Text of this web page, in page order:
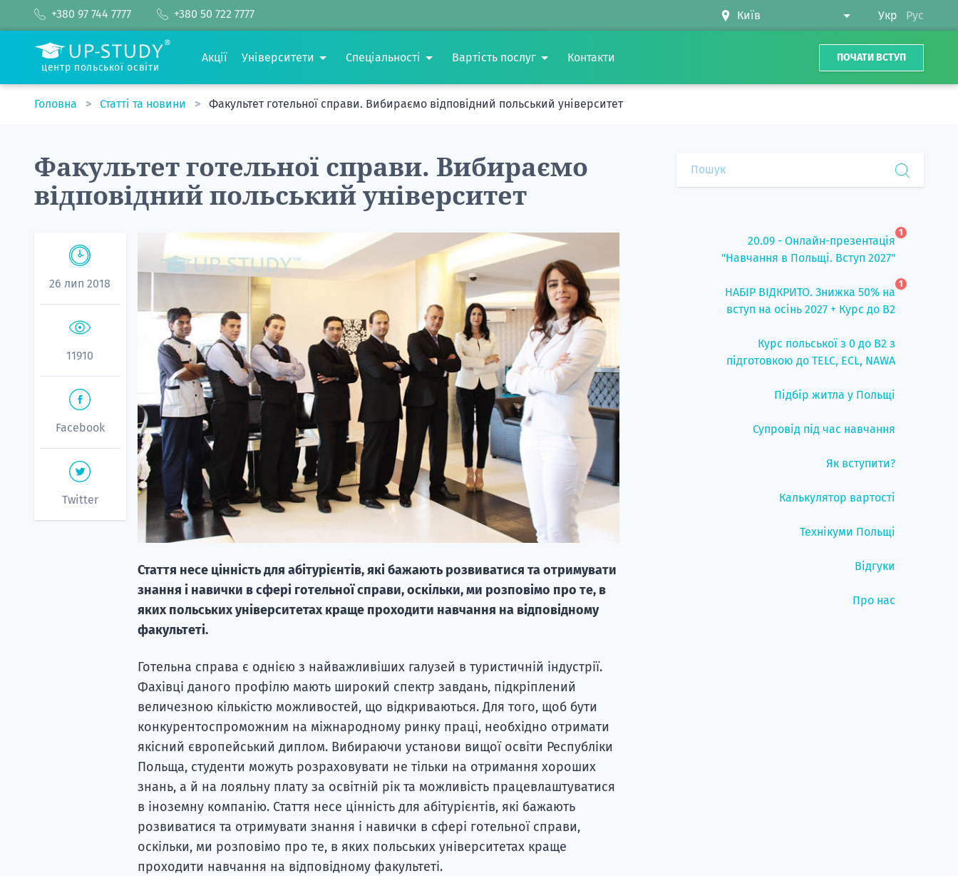
+380 97 744 7777 +380 50 722 7777 Укр Рус
центр польської освіти
Акції Університети Спеціальності Вартість послуг Контакти ПОЧАТИ ВСТУП
Головна Статті та новини Факультет готельної справи. Вибираємо відповідний польський університет
Факультет готельної справи. Вибираємо
відповідний польський університет
26 лип 2018
11910
Facebook
Twitter
Стаття несе цінність для абітурієнтів, які бажають розвиватися та отримувати
знання і навички в сфері готельної справи, оскільки, ми розповімо про те, в
яких польських університетах краще проходити навчання на відповідному
факультеті.
Готельна справа є однією з найважливіших галузей в туристичній індустрії.
Фахівці даного профілю мають широкий спектр завдань, підкріплений
величезною кількістю можливостей, що відкриваються. Для того, щоб бути
конкурентоспроможним на міжнародному ринку праці, необхідно отримати
якісний європейський диплом. Вибираючи установи вищої освіти Республіки
Польща, студенти можуть розраховувати не тільки на отримання хороших
знань, а й на лояльну плату за освітній рік та можливість працевлаштуватися
в іноземну компанію. Стаття несе цінність для абітурієнтів, які бажають
розвиватися та отримувати знання і навички в сфері готельної справи,
оскільки, ми розповімо про те, в яких польських університетах краще
проходити навчання на відповідному факультеті.
20.09 - Онлайн-презентація
"Навчання в Польщі. Вступ 2027"
1
НАБІР ВІДКРИТО. Знижка 50% на
вступ на осінь 2027 + Курс до B2
1
Курс польської з 0 до B2 з
підготовкою до TELC, ECL, NAWA
Підбір житла у Польщі
Супровід під час навчання
Як вступити?
Калькулятор вартості
Технікуми Польщі
Відгуки
Про нас